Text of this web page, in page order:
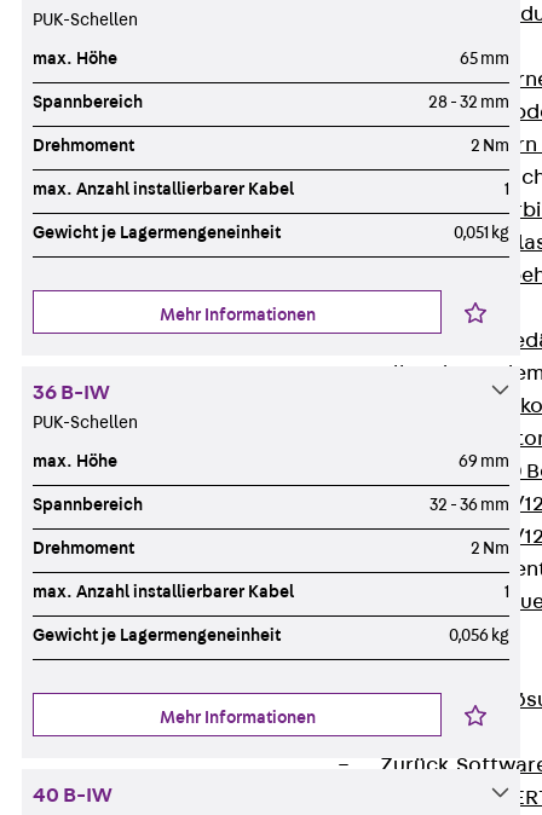
Zurück
Querkraftdorn
Zurück
Wärmedämmung
Zurück
ISOPRO®
ISOPRO® 120
ISOPRO® 80/
ISOPRO® 80/
ISOMUR®
Digitale Lösungen
Zurück Digitale
Software
Zurück
JORDAHL®
PUK-Schellen
max. Höhe 65 mm
Spannbereich 28 - 32 mm
Drehmoment 2 Nm
max. Anzahl installierbarer Kabel 1
Gewicht je Lagermengeneinheit 0,051 kg
Mehr Informationen
36 B-IW
PUK-Schellen
max. Höhe 69 mm
Spannbereich 32 - 36 mm
Drehmoment 2 Nm
max. Anzahl installierbarer Kabel 1
Gewicht je Lagermengeneinheit 0,056 kg
Mehr Informationen
40 B-IW